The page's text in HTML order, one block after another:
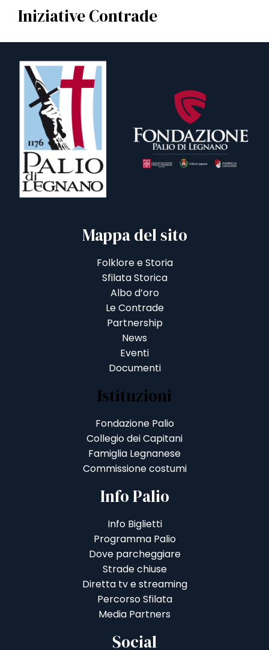
Iniziative Contrade
Mappa del sito
Folklore e Storia
Sfilata Storica
Albo d’oro
Le Contrade
Partnership
News
Eventi
Documenti
Istituzioni
Fondazione Palio
Collegio dei Capitani
Famiglia Legnanese
Commissione costumi
Info Palio
Info Biglietti
Programma Palio
Dove parcheggiare
Strade chiuse
Diretta tv e streaming
Percorso Sfilata
Media Partners
Social